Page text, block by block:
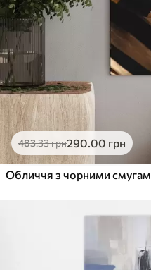
483.33грн290.00 грн
Обличчя з чорними